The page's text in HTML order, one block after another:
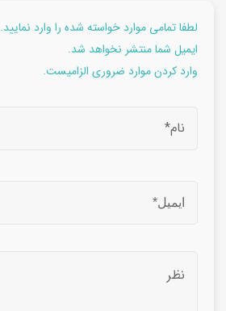
لطفا تمامی موارد خواسته شده را وارد نمایید.
ایمیل شما منتشر نخواهد شد.
وارد کردن موارد ضروری الزامیست.